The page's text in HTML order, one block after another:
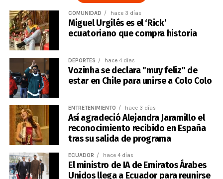
COMUNIDAD hace 3 días
Miguel Urgilés es el ‘Rick’
ecuatoriano que compra historia
DEPORTES hace 4 días
Vozinha se declara "muy feliz" de
estar en Chile para unirse a Colo Colo
ENTRETENIMIENTO hace 3 días
Así agradeció Alejandra Jaramillo el
reconocimiento recibido en España
tras su salida de programa
ECUADOR hace 4 días
El ministro de IA de Emiratos Árabes
Unidos llega a Ecuador para reunirse